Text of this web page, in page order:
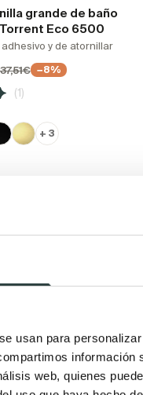
usan para
web, quienes
grande de baño
Eco 6500
adhesivo y de atornillar
37,51€ −8%
(1)
+ 3